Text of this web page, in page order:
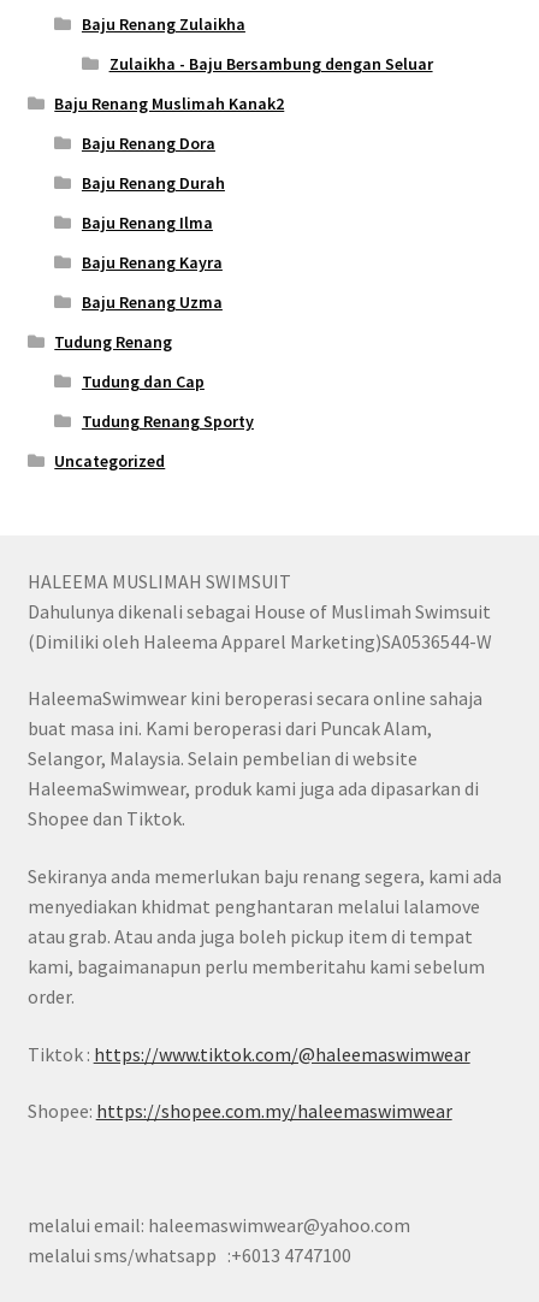
Baju Renang Zulaikha
Zulaikha - Baju Bersambung dengan Seluar
Baju Renang Muslimah Kanak2
Baju Renang Dora
Baju Renang Durah
Baju Renang Ilma
Baju Renang Kayra
Baju Renang Uzma
Tudung Renang
Tudung dan Cap
Tudung Renang Sporty
Uncategorized
HALEEMA MUSLIMAH SWIMSUIT
Dahulunya dikenali sebagai House of Muslimah Swimsuit
(Dimiliki oleh Haleema Apparel Marketing)SA0536544-W
HaleemaSwimwear kini beroperasi secara online sahaja
buat masa ini. Kami beroperasi dari Puncak Alam,
Selangor, Malaysia. Selain pembelian di website
HaleemaSwimwear, produk kami juga ada dipasarkan di
Shopee dan Tiktok.
Sekiranya anda memerlukan baju renang segera, kami ada
menyediakan khidmat penghantaran melalui lalamove
atau grab. Atau anda juga boleh pickup item di tempat
kami, bagaimanapun perlu memberitahu kami sebelum
order.
Tiktok : https://www.tiktok.com/@haleemaswimwear
Shopee: https://shopee.com.my/haleemaswimwear
melalui email: haleemaswimwear@yahoo.com
melalui sms/whatsapp :+6013 4747100